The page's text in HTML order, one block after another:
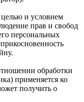
и условием
прав и свобод
персональных
обработки
применяется ко
получить о